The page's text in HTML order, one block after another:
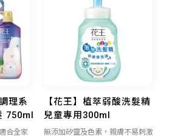
理系
750ml
合全家
【花王】植萃弱酸洗髮精
兒童專用300ml
無添加矽靈及色素，親膚不易刺激